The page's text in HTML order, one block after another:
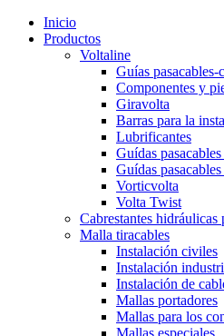
Inicio
Productos
Voltaline
Guías pasacables-
Componentes y
Giravolta
Barras para la
Lubrificantes
Guídas
Guídas
Vorticvolta
Volta Twist
Cabrestantes hidráulicas
Malla tiracables
Instalación civiles
Instalación
Instalación de
Mallas portadores
Mallas para los
Mallas especiales